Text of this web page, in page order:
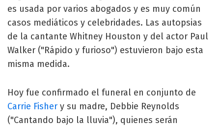
es usada por varios abogados y es muy común
casos mediáticos y celebridades. Las autopsias
de la cantante Whitney Houston y del actor Paul
Walker ("Rápido y furioso") estuvieron bajo esta
misma medida.
Hoy fue confirmado el funeral en conjunto de
Carrie Fisher y su madre, Debbie Reynolds
("Cantando bajo la lluvia"), quienes serán